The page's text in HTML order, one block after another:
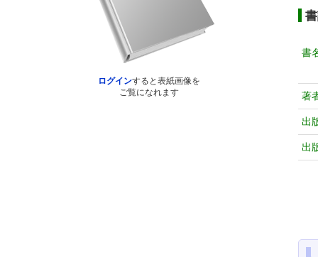
ログインすると表紙画像を
ご覧になれます
書
著
出
出